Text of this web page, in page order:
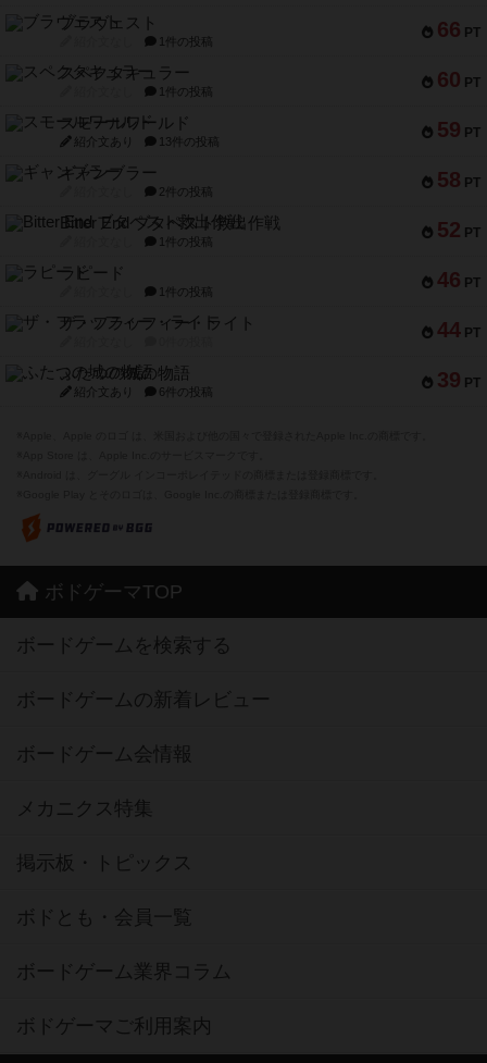
66 PT
ブラヴェスト
1件の投稿
60 PT
スペクタキュラー
1件の投稿
59 PT
スモールワールド
紹介文あり 13件の投稿
58 PT
ギャンブラー
2件の投稿
52 PT
Bitter End ブタペスト救出作戦
1件の投稿
46 PT
ラピード
1件の投稿
44 PT
ザ・フラッフィー・ライト
39 PT
ふたつの城の物語
紹介文あり 6件の投稿
ボドゲーマTOP
ボードゲームを検索する
ボードゲームの新着レビュー
ボードゲーム会情報
メカニクス特集
掲示板・トピックス
ボドとも・会員一覧
ボードゲーム業界コラム
ボドゲーマご利用案内